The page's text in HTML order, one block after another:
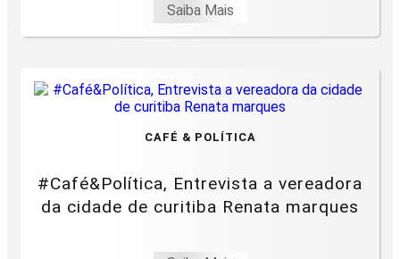
Saiba Mais
CAFÉ & POLÍTICA
#Café&Política, Entrevista a vereadora
da cidade de curitiba Renata marques